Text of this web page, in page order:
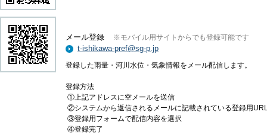
メール登録 ※モバイル用サイトからでも登録可能です
t-ishikawa-pref@sg-p.jp
登録した雨量・河川水位・気象情報をメール配信します。
登録方法
①上記アドレスに空メールを送信
②システムから返信されるメールに記載されている登録用
③登録用フォームで配信内容を選択
④登録完了